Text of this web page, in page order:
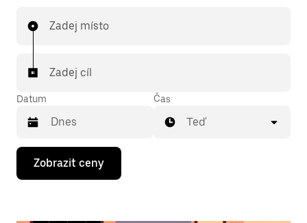
Zadej místo
Zadej cíl
Datum
Stisknutím
klávesy
se
Čas
Teď
Zobrazit ceny